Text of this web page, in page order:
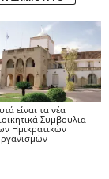
είναι τα νέα
Συμβούλια
Ημικρατικών